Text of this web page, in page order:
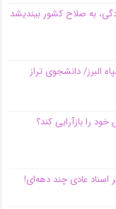
به صلاح کشور بیندیشد
البرز/ دانشجوی تراز
را بازآرایی کند؟
اسناد عادی چند‌ دهه‌ای!